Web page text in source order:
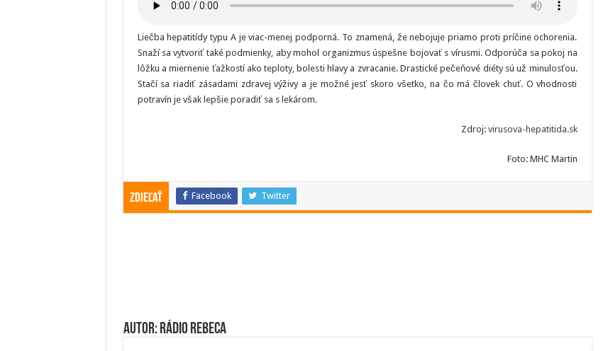
Liečba hepatitídy typu A je viac-menej podporná. To znamená, že nebojuje priamo proti príčine ochorenia.
Snaží sa vytvoriť také podmienky, aby mohol organizmus úspešne bojovať s vírusmi. Odporúča sa pokoj na
lôžku a miernenie ťažkostí ako teploty, bolesti hlavy a zvracanie. Drastické pečeňové diéty sú už minulosťou.
Stačí sa riadiť zásadami zdravej výživy a je možné jesť skoro všetko, na čo má človek chuť. O vhodnosti
potravín je však lepšie poradiť sa s lekárom.
Zdroj: virusova-hepatitida.sk
Foto: MHC Martin
Zdieľať Facebook Twitter
Autor: Rádio Rebeca